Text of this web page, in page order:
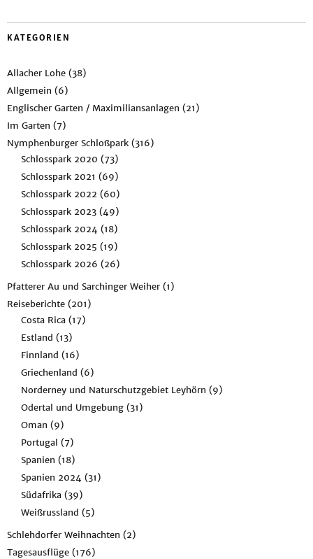
KATEGORIEN
Allacher Lohe (38)
Allgemein (6)
Englischer Garten / Maximiliansanlagen (21)
Im Garten (7)
Nymphenburger Schloßpark (316)
Schlosspark 2020 (73)
Schlosspark 2021 (69)
Schlosspark 2022 (60)
Schlosspark 2023 (49)
Schlosspark 2024 (18)
Schlosspark 2025 (19)
Schlosspark 2026 (26)
Pfatterer Au und Sarchinger Weiher (1)
Reiseberichte (201)
Costa Rica (17)
Estland (13)
Finnland (16)
Griechenland (6)
Norderney und Naturschutzgebiet Leyhörn (9)
Odertal und Umgebung (31)
Oman (9)
Portugal (7)
Spanien (18)
Spanien 2024 (31)
Südafrika (39)
Weißrussland (5)
Schlehdorfer Weihnachten (2)
Tagesausflüge (176)